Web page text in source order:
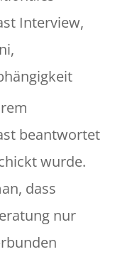
Interview,
,
beantwortet
wurde.
dass
nur